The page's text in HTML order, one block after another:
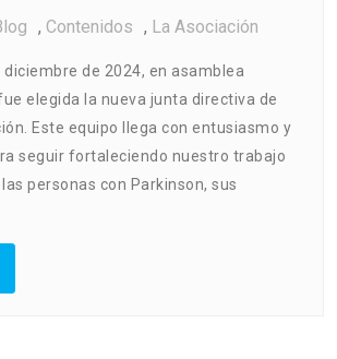
, Contenidos , La Asociación
diciembre de 2024, en asamblea
elegida la nueva junta directiva de
Este equipo llega con entusiasmo y
seguir fortaleciendo nuestro trabajo
personas con Parkinson, sus